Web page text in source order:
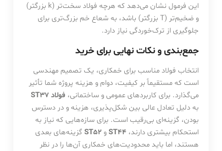
این فرمول نشان می‌دهد که هرچه فولاد سخت‌تر (k بزرگتر)
و ضخیم‌تر (T بزرگتر) باشد، به شعاع خم بزرگ‌تری برای
جلوگیری از ترک‌خوردگی نیاز دارد.
جمع‌بندی و نکات نهایی برای خرید
انتخاب فولاد مناسب برای خمکاری، یک تصمیم مهندسی
است که مستقیماً بر کیفیت، دوام و هزینه پروژه شما تأثیر
می‌گذارد. برای کاربردهای عمومی و ساختمانی، فولاد ST37
به دلیل تعادل عالی بین شکل‌پذیری، هزینه و در دسترس
بودن، گزینه‌ای بی‌رقیب است. برای سازه‌هایی که نیاز به
استحکام بیشتری دارند، ST44و ST52گزینه‌های بعدی
هستند، اما باید محدودیت‌های خمکاری آن‌ها را در نظر